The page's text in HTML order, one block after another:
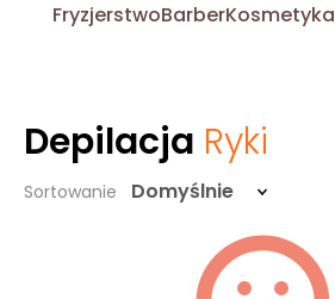
FryzjerstwoBarberKosmetyka
Depilacja Ryki
Sortowanie Domyślnie